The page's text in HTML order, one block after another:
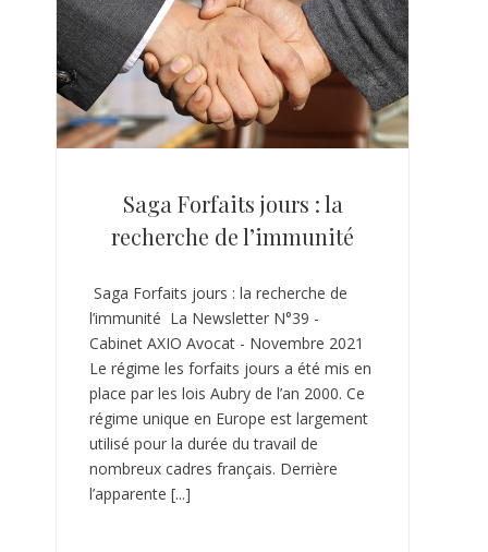
Saga Forfaits jours : la
recherche de l’immunité
Saga Forfaits jours : la recherche de
l’immunité La Newsletter N°39 -
Cabinet AXIO Avocat - Novembre 2021
Le régime les forfaits jours a été mis en
place par les lois Aubry de l’an 2000. Ce
régime unique en Europe est largement
utilisé pour la durée du travail de
nombreux cadres français. Derrière
l’apparente [...]